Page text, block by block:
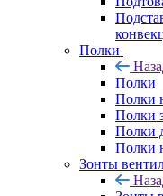
Полки
Полки
Полки
Полки
Полки
Полки
Зонты